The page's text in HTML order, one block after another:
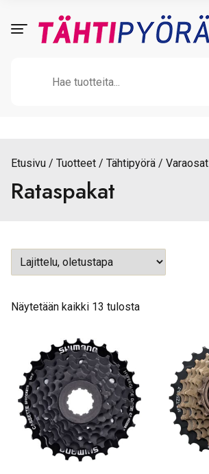
Etusivu Tuotteet Tähtipyörä Varaosat
Rataspakat
Näytetään kaikki 13 tulosta